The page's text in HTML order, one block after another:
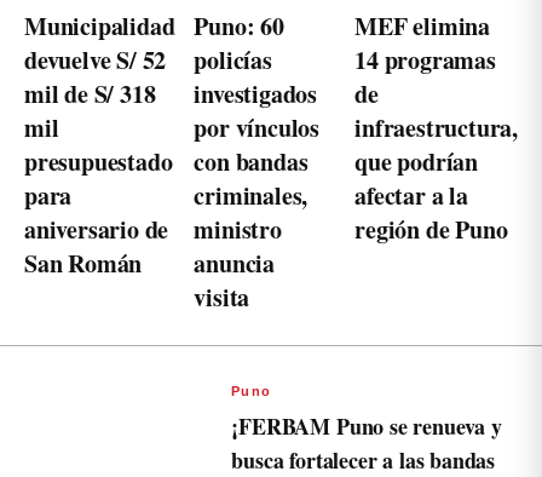
Municipalidad
devuelve S/ 52
mil de S/ 318
mil
presupuestado
para
aniversario de
San Román
Puno: 60
policías
investigados
por vínculos
con bandas
criminales,
ministro
anuncia
visita
MEF elimina
14 programas
de
infraestructura,
que podrían
afectar a la
región de Puno
Puno
¡FERBAM Puno se renueva y
busca fortalecer a las bandas